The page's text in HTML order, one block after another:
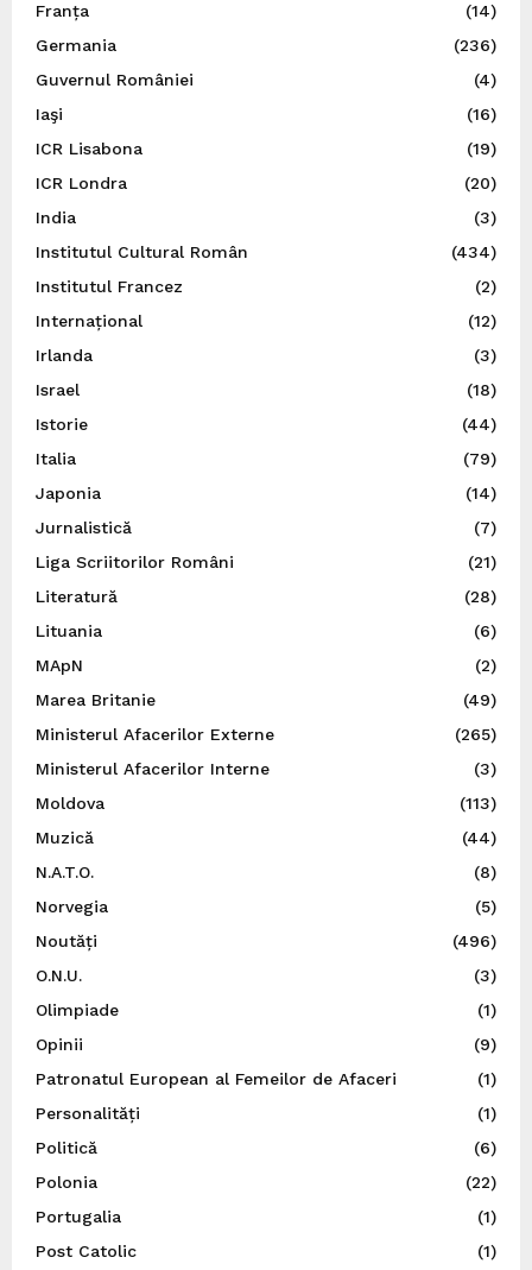
Franța
(14)
Germania
(236)
Guvernul României
(4)
Iaşi
(16)
ICR Lisabona
(19)
ICR Londra
(20)
India
(3)
Institutul Cultural Român
(434)
Institutul Francez
(2)
Internațional
(12)
Irlanda
(3)
Israel
(18)
Istorie
(44)
Italia
(79)
Japonia
(14)
Jurnalistică
(7)
Liga Scriitorilor Români
(21)
Literatură
(28)
Lituania
(6)
MApN
(2)
Marea Britanie
(49)
Ministerul Afacerilor Externe
(265)
Ministerul Afacerilor Interne
(3)
Moldova
(113)
Muzică
(44)
N.A.T.O.
(8)
Norvegia
(5)
Noutăți
(496)
O.N.U.
(3)
Olimpiade
(1)
Opinii
(9)
Patronatul European al Femeilor de Afaceri
(1)
Personalități
(1)
Politică
(6)
Polonia
(22)
Portugalia
(1)
Post Catolic
(1)